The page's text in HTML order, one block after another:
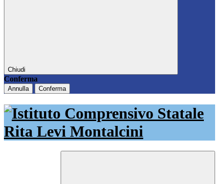
Chiudi
Conferma
Annulla Conferma